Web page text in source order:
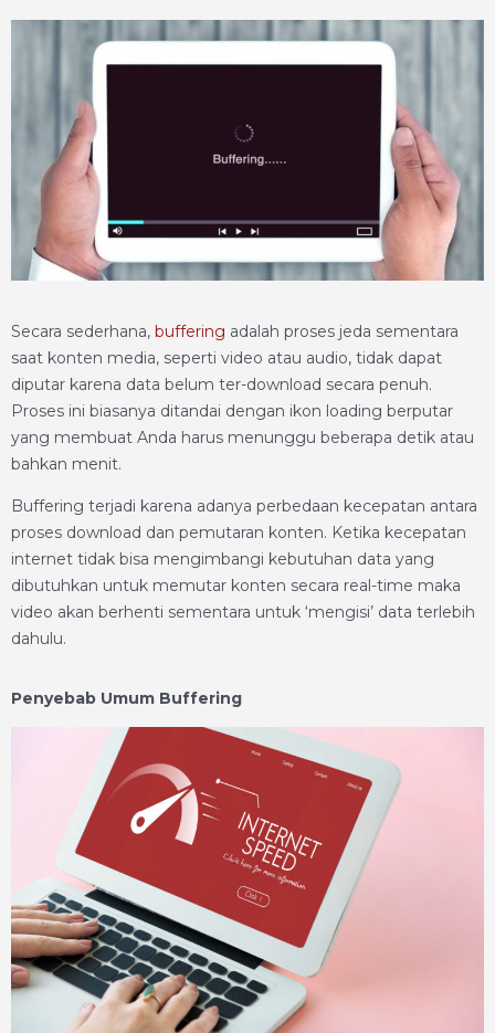
Secara sederhana, buffering adalah proses jeda sementara
saat konten media, seperti video atau audio, tidak dapat
diputar karena data belum ter-download secara penuh.
Proses ini biasanya ditandai dengan ikon loading berputar
yang membuat Anda harus menunggu beberapa detik atau
bahkan menit.
Buffering terjadi karena adanya perbedaan kecepatan antara
proses download dan pemutaran konten. Ketika kecepatan
internet tidak bisa mengimbangi kebutuhan data yang
dibutuhkan untuk memutar konten secara real-time maka
video akan berhenti sementara untuk ‘mengisi’ data terlebih
dahulu.
Penyebab Umum Buffering